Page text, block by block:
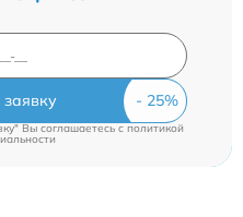
заявку
Вы соглашаетесь cполитикой